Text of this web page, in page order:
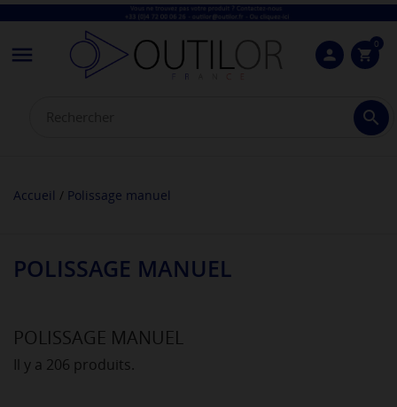
 person shopping_cart
0

Accueil Polissage manuel
POLISSAGE MANUEL
POLISSAGE MANUEL
Il y a 206 produits.